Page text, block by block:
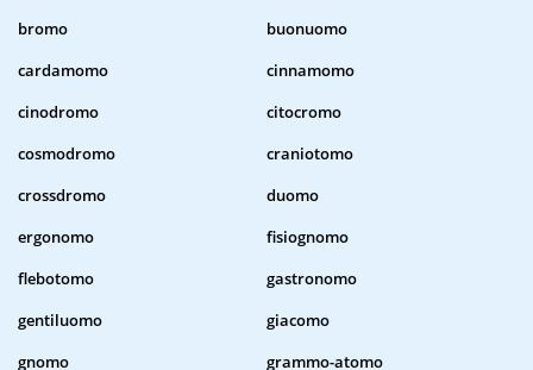
bromo
buonuomo
cardamomo
cinnamomo
cinodromo
citocromo
cosmodromo
craniotomo
crossdromo
duomo
ergonomo
fisiognomo
flebotomo
gastronomo
gentiluomo
giacomo
gnomo
grammo-atomo